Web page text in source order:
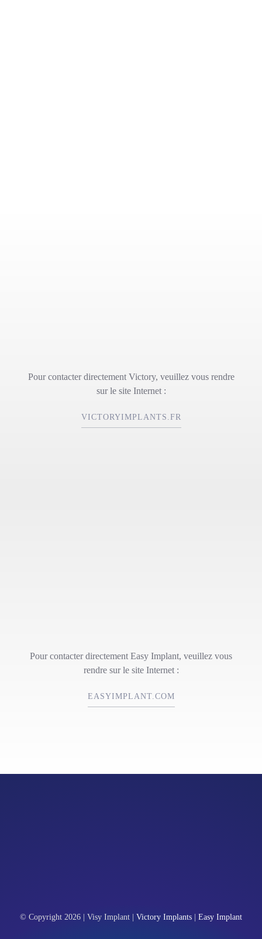
Pour contacter directement Victory, veuillez vous rendre
sur le site Internet :
VICTORYIMPLANTS.FR
Pour contacter directement Easy Implant, veuillez vous
rendre sur le site Internet :
EASYIMPLANT.COM
© Copyright 2026 | Visy Implant | Victory Implants Easy Implant